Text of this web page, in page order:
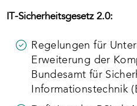
IT-Sicherheitsgesetz 2.0:
Regelungen für
Erweiterung der
Bundesamt für
Informationstechnik